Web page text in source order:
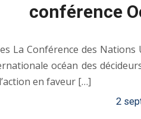
conférence
La Conférence des
océan des
en faveur […]
2